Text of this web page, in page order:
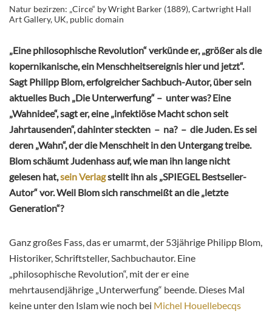
Natur bezirzen: „Circe“ by Wright Barker (1889), Cartwright Hall
Art Gallery, UK, public domain
„Eine philosophische Revolution“ verkünde er, „größer als die
kopernikanische, ein Menschheitsereignis hier und jetzt“.
Sagt Philipp Blom, erfolgreicher Sachbuch-Autor, über sein
aktuelles Buch „Die Unterwerfung“ – unter was? Eine
„Wahnidee“, sagt er, eine „infektiöse Macht schon seit
Jahrtausenden“, dahinter steckten – na? – die Juden. Es sei
deren „Wahn“, der die Menschheit in den Untergang treibe.
Blom schäumt Judenhass auf, wie man ihn lange nicht
gelesen hat,sein Verlagstellt ihn als „SPIEGEL Bestseller-
Autor“ vor. Weil Blom sich ranschmeißt an die „letzte
Generation“?
Ganz großes Fass, das er umarmt, der 53jährige Philipp Blom,
Historiker, Schriftsteller, Sachbuchautor. Eine
„philosophische Revolution“, mit der er eine
mehrtausendjährige „Unterwerfung“ beende. Dieses Mal
keine unter den Islam wie noch bei Michel Houellebecqs